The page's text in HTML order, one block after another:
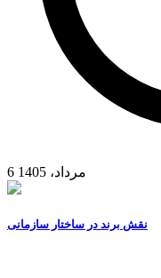
6 مرداد، 1405
نقش برند در ساختار سازمانی